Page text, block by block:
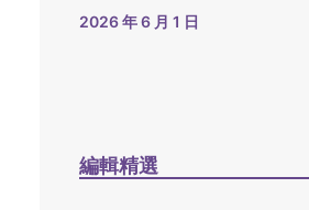
2026 年 6 月 1 日
編輯精選